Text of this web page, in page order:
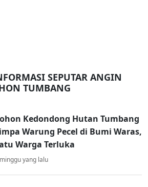
SEPUTAR ANGIN
TUMBANG
Kedondong Hutan Tumbang
Warung Pecel di Bumi Waras,
Warga Terluka
yang lalu